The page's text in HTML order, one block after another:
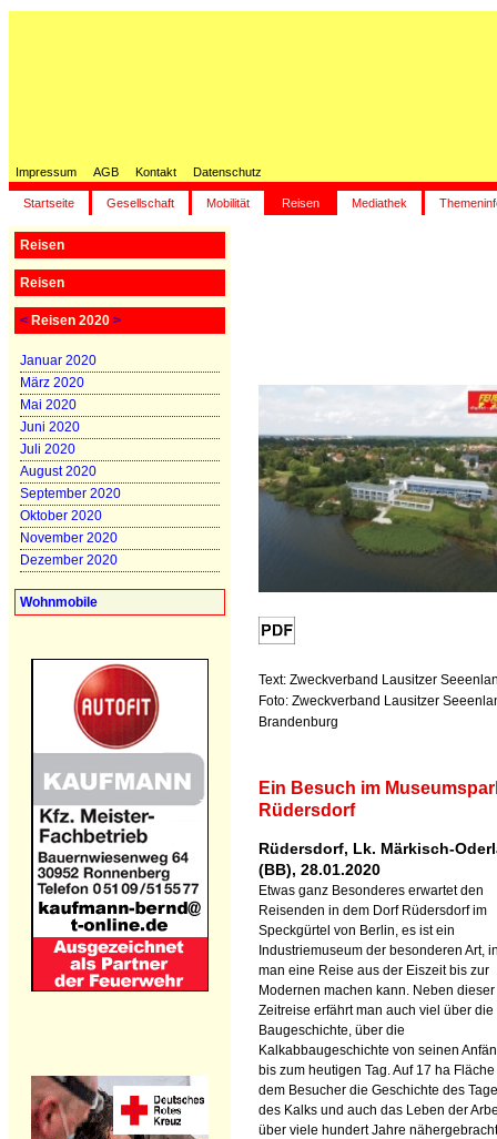
Impressum AGB Kontakt Datenschutz
Startseite Gesellschaft Mobilität Reisen Mediathek
Reisen
Reisen
< Reisen 2020 >
Januar 2020
März 2020
Mai 2020
Juni 2020
Juli 2020
August 2020
September 2020
Oktober 2020
November 2020
Dezember 2020
Wohnmobile
Text: Zweckverband Lausitzer
Foto: Zweckverband Lausitzer
Brandenburg
Ein Besuch im
Rüdersdorf
Rüdersdorf, Lk. Märkisch-
(BB), 28.01.2020
Etwas ganz Besonderes erwartet den
Reisenden in dem Dorf Rüdersdorf im
Speckgürtel von Berlin, es ist ein
Industriemuseum der besonderen Art,
man eine Reise aus der Eiszeit bis zur
Modernen machen kann. Neben dieser
Zeitreise erfährt man auch viel über die
Baugeschichte, über die
Kalkabbaugeschichte von seinen
bis zum heutigen Tag. Auf 17 ha
dem Besucher die Geschichte des
des Kalks und auch das Leben der
über viele hundert Jahre